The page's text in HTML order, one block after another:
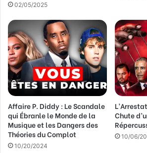
i
02/05/2025
Affaire P. Diddy : Le Scandale
qui Ébranle le Monde de la
Musique et les Dangers des
Théories du Complot
10/20/2024
Chute
10/06/